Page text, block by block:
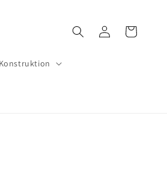
EinloggenWarenkorb